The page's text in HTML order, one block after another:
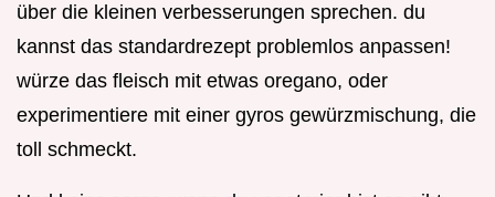
über die kleinen verbesserungen sprechen. du
kannst das standardrezept problemlos anpassen!
würze das fleisch mit etwas oregano, oder
experimentiere mit einer gyros gewürzmischung, die
toll schmeckt.